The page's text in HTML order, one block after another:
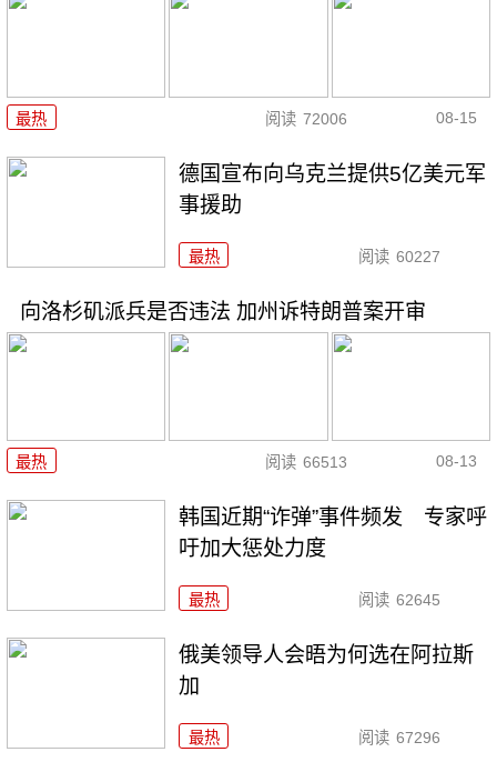
最热 阅读 72006 08-15
德国宣布向乌克兰提供5亿美元军
事援助
最热 阅读 60227
向洛杉矶派兵是否违法 加州诉特朗普案开审
最热 阅读 66513 08-13
韩国近期“诈弹”事件频发 专家呼
吁加大惩处力度
最热 阅读 62645
俄美领导人会晤为何选在阿拉斯
加
最热 阅读 67296